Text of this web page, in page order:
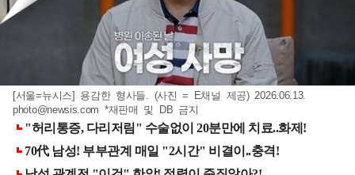
[서울=뉴시스] 용감한 형사들. (사진 = E채널 제공) 2026.06.13.
photo@newsis.com *재판매 및 DB 금지